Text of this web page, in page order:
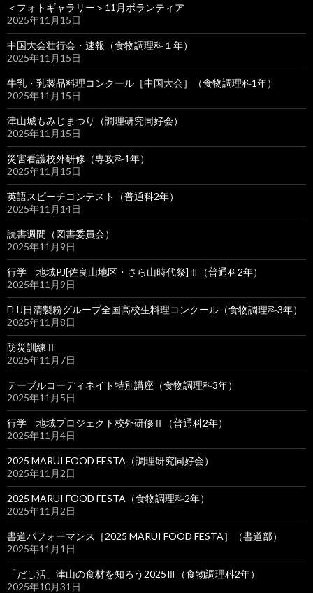
＜フォトギャラリー＞11月ボランティア
2025年11月15日
中国大会壮行会・速報（食物調理科１年）
2025年11月15日
牛乳・乳製品料理コンクール［中国大会］（食物調理科1年）
2025年11月15日
津山城もみじまつり（調理研究同好会）
2025年11月15日
災害看護校外研修（専攻科1年）
2025年11月15日
英語スピーチコンテスト（普通科2年）
2025年11月14日
読書週間（図書委員会）
2025年11月9日
行学 地域PJ[佐良山地区・さら山時代祭]Ⅲ（普通科2年）
2025年11月9日
FHJ日清製粉グループ全国高校生料理コンクール（食物調理科3年）
2025年11月8日
防災訓練Ⅱ
2025年11月7日
テーブルコーディネイト特別講座（食物調理科3年）
2025年11月5日
行学 地域プロジェクト校外研修Ⅱ（普通科2年）
2025年11月4日
2025 MARUI FOOD FESTA（調理研究同好会）
2025年11月2日
2025 MARUI FOOD FESTA（食物調理科2年）
2025年11月2日
書道パフォーマンス［2025 MARUI FOOD FESTA］（書道部）
2025年11月1日
「だし活」津山の食材を知ろう2025Ⅲ（食物調理科2年）
2025年10月31日